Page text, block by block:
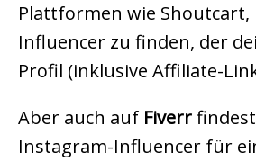
Plattformen wie Shoutcart,
Influencer zu finden, der
Profil (inklusive Affiliate-
Aber auch auf Fiverr
Instagram-Influencer für